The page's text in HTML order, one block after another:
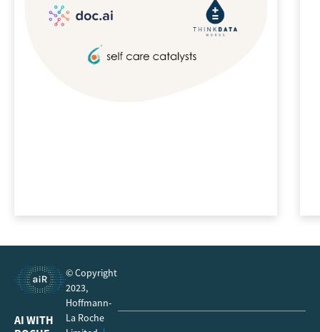
AI WITH
© Copyright
2023,
Hoffmann-
La Roche